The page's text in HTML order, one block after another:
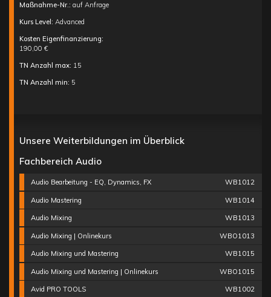
Maßnahme-Nr.: auf Anfrage
Kurs Level: Advanced
Kosten Eigenfinanzierung:
190,00 €
TN Anzahl max: 15
TN Anzahl min: 5
Unsere Weiterbildungen im Überblick
Fachbereich Audio
Audio Bearbeitung - EQ, Dynamics, FX WB1012
Audio Mastering WB1014
Audio Mixing WB1013
Audio Mixing | Onlinekurs WBO1013
Audio Mixing und Mastering WB1015
Audio Mixing und Mastering | Onlinekurs WBO1015
Avid PRO TOOLS WB1002